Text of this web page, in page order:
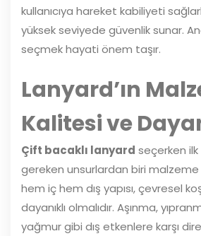
kullanıcıya hareket kabiliyeti
yüksek seviyede güvenlik sunar.
seçmek hayati önem taşır.
Lanyard’ın
Kalitesi ve
Çift bacaklı lanyard seçerken
gereken unsurlardan biri malzeme
hem iç hem dış yapısı, çevresel
dayanıklı olmalıdır. Aşınma,
yağmur gibi dış etkenlere karşı